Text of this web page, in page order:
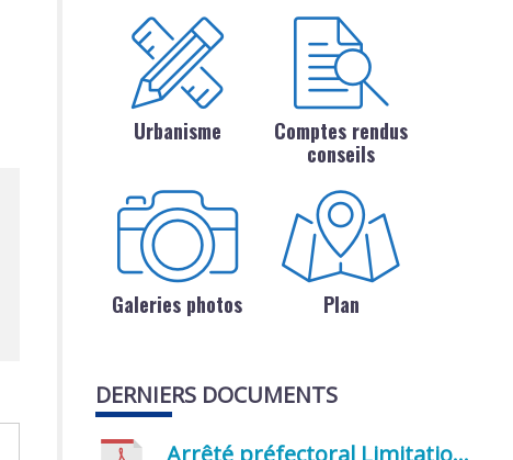
Urbanisme
Comptes rendus
conseils
Galeries photos Plan
DERNIERS DOCUMENTS
Arrêté préfectoral Limitation provisoire des usages de l’eau